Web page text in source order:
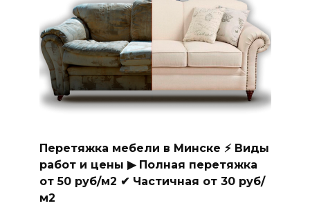
Перетяжка мебели в Минске ⚡ Виды
работ и цены ▶ Полная перетяжка
от 50 руб/м2 ✔ Частичная от 30 руб/
м2